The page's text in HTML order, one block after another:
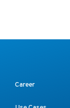
Career